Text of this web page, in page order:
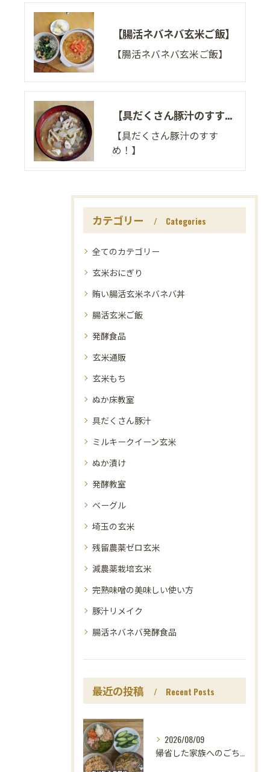
【腸活ネバネバ玄米ご飯】
【腸活ネバネバ玄米ご飯】
【具だくさん豚汁のすすめ！】
【具だくさん豚汁のすす
め！】
カテゴリー Categories
全てのカテゴリー
玄米おにぎり
賄い腸活玄米ネバネバ丼
腸活玄米ご飯
発酵食品
玄米通販
玄米もち
ぬか床教室
具だくさん豚汁
ミルキークイーン玄米
ぬか漬け
発酵教室
ベーグル
埼玉の玄米
残留農薬ゼロ玄米
減農薬栽培玄米
完熟味噌の美味しい使い方
豚汁リメイク
腸活ネバネバ発酵食品
最近の投稿 Recent Posts
2026/08/09